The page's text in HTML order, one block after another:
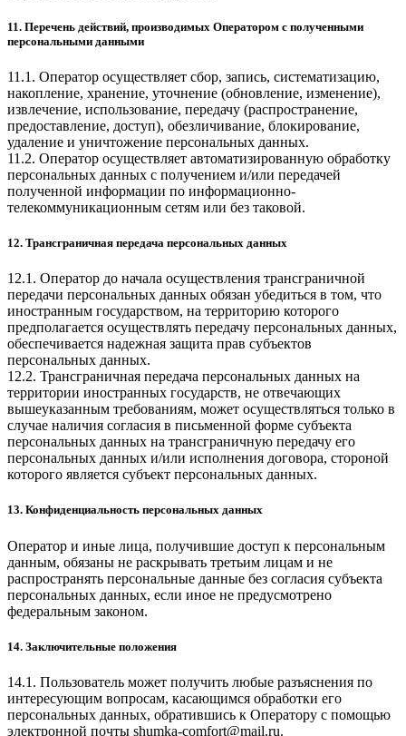
11. Перечень действий, производимых Оператором с полученными
персональными данными
11.1. Оператор осуществляет сбор, запись, систематизацию,
накопление, хранение, уточнение (обновление, изменение),
извлечение, использование, передачу (распространение,
предоставление, доступ), обезличивание, блокирование,
удаление и уничтожение персональных данных.
11.2. Оператор осуществляет автоматизированную обработку
персональных данных с получением и/или передачей
полученной информации по информационно-
телекоммуникационным сетям или без таковой.
12. Трансграничная передача персональных данных
12.1. Оператор до начала осуществления трансграничной
передачи персональных данных обязан убедиться в том, что
иностранным государством, на территорию которого
предполагается осуществлять передачу персональных данных,
обеспечивается надежная защита прав субъектов
персональных данных.
12.2. Трансграничная передача персональных данных на
территории иностранных государств, не отвечающих
вышеуказанным требованиям, может осуществляться только в
случае наличия согласия в письменной форме субъекта
персональных данных на трансграничную передачу его
персональных данных и/или исполнения договора, стороной
которого является субъект персональных данных.
13. Конфиденциальность персональных данных
Оператор и иные лица, получившие доступ к персональным
данным, обязаны не раскрывать третьим лицам и не
распространять персональные данные без согласия субъекта
персональных данных, если иное не предусмотрено
федеральным законом.
14. Заключительные положения
14.1. Пользователь может получить любые разъяснения по
интересующим вопросам, касающимся обработки его
персональных данных, обратившись к Оператору с помощью
электронной почты shumka-comfort@mail.ru.